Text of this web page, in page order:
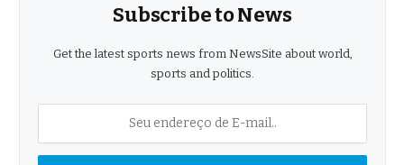
Subscribe to News
Get the latest sports news from NewsSite about world,
sports and politics.